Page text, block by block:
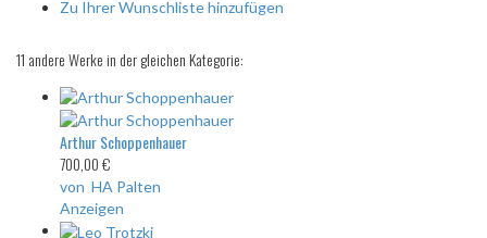
Zu Ihrer Wunschliste hinzufügen
11 andere Werke in der gleichen Kategorie:
Arthur Schoppenhauer
700,00 €
von HA Palten
Anzeigen